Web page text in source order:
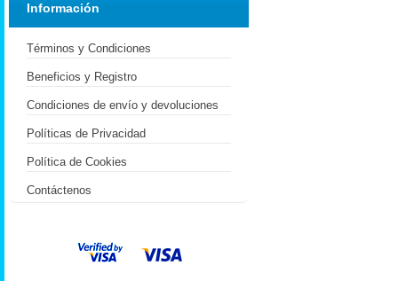
Información
Términos y Condiciones
Beneficios y Registro
Condiciones de envío y devoluciones
Políticas de Privacidad
Política de Cookies
Contáctenos